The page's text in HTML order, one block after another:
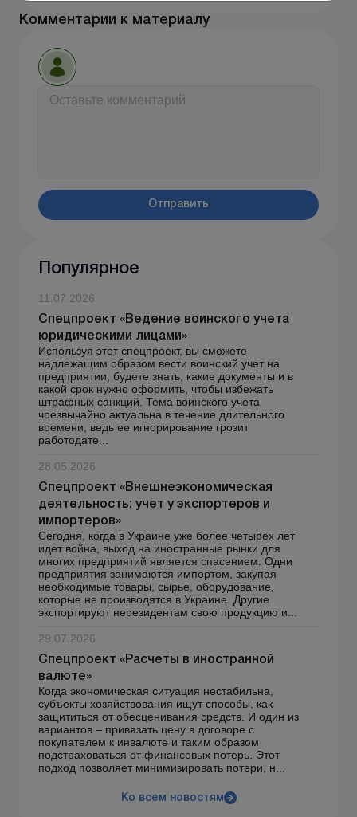
Комментарии к материалу
Отправить
Популярное
11.07.2026
Спецпроект «Ведение воинского учета
юридическими лицами»
Используя этот спецпроект, вы сможете
надлежащим образом вести воинский учет на
предприятии, будете знать, какие документы и в
какой срок нужно оформить, чтобы избежать
штрафных санкций. Тема воинского учета
чрезвычайно актуальна в течение длительного
времени, ведь ее игнорирование грозит
работодате...
28.05.2026
Спецпроект «Внешнеэкономическая
деятельность: учет у экспортеров и
импортеров»
Сегодня, когда в Украине уже более четырех лет
идет война, выход на иностранные рынки для
многих предприятий является спасением. Одни
предприятия занимаются импортом, закупая
необходимые товары, сырье, оборудование,
которые не производятся в Украине. Другие
экспортируют нерезидентам свою продукцию и...
29.07.2026
Спецпроект «Расчеты в иностранной
валюте»
Когда экономическая ситуация нестабильна,
субъекты хозяйствования ищут способы, как
защититься от обесценивания средств. И один из
вариантов – привязать цену в договоре с
покупателем к инвалюте и таким образом
подстраховаться от финансовых потерь. Этот
подход позволяет минимизировать потери, н...
Ко всем новостям